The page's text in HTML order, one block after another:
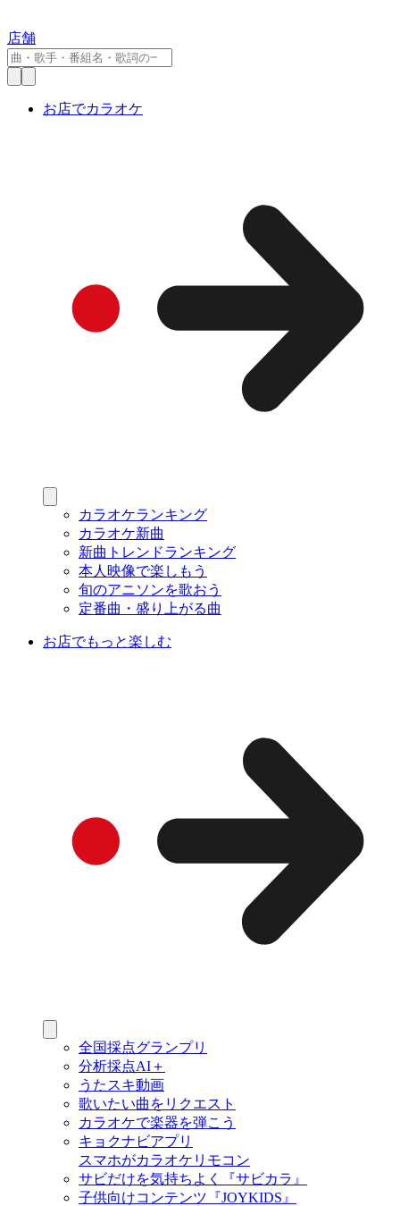
店舗
お店でカラオケ
カラオケランキング
カラオケ新曲
新曲トレンドランキング
本人映像で楽しもう
旬のアニソンを歌おう
定番曲・盛り上がる曲
お店でもっと楽しむ
全国採点グランプリ
分析採点AI＋
うたスキ動画
歌いたい曲をリクエスト
カラオケで楽器を弾こう
キョクナビアプリ
スマホがカラオケリモコン
サビだけを気持ちよく『サビカラ』
子供向けコンテンツ『JOYKIDS』